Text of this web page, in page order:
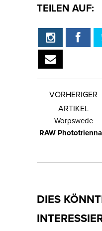
TEILEN AUF:
VORHERIGER
ARTIKEL
Worpswede
RAW
DIES